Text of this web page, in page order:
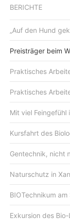
BERICHTE
„Auf den Hund
Preisträger beim
Praktisches
Praktisches
Mit viel
Kursfahrt des
Gentechnik, nicht
Naturschutz in
BIOTechnikum
Exkursion des